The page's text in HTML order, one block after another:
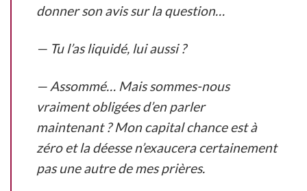
donner son avis sur la question…
— Tu l’as liquidé, lui aussi ?
— Assommé… Mais sommes-nous
vraiment obligées d’en parler
maintenant ? Mon capital chance est à
zéro et la déesse n’exaucera certainement
pas une autre de mes prières.